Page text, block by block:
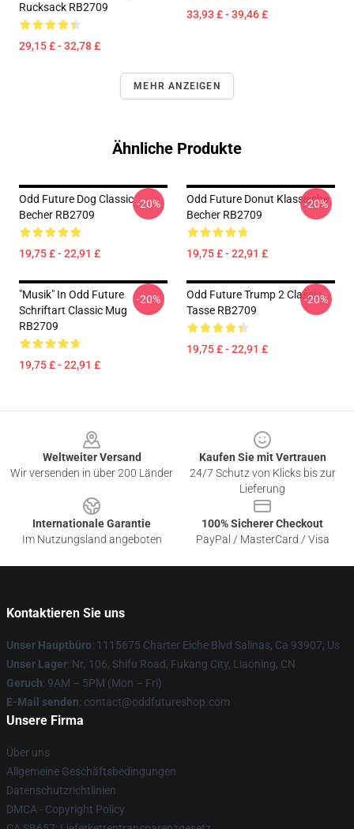
Rucksack RB2709
29,15 £ - 32,78 £
33,93 £ - 39,46 £
MEHR ANZEIGEN
Ähnliche Produkte
Odd Future Dog Classic
Becher RB2709
19,75 £ - 22,91 £
-20%
Odd Future Donut Klassische
Becher RB2709
19,75 £ - 22,91 £
-20%
"Musik" In Odd Future
Schriftart Classic Mug
RB2709
19,75 £ - 22,91 £
-20%
Odd Future Trump 2 Classic
Tasse RB2709
19,75 £ - 22,91 £
-20%
Weltweiter Versand
Wir versenden in über 200 Länder
Kaufen Sie mit Vertrauen
24/7 Schutz von Klicks bis zur
Lieferung
Internationale Garantie
Im Nutzungsland angeboten
100% Sicherer Checkout
PayPal / MasterCard / Visa
Kontaktieren Sie uns
Unser Hauptbüro: 1115675 Charter Eiche Blvd Salinas, Ca 93907, Us
Unser Lager: Nr. 106, Shifu Road, Fukang City, Liaoning, CN
Geruch: 9AM – 5PM (Mon – Fri)
E-Mail senden: contact@oddfutureshop.com
Unsere Firma
Über uns
Allgemeine Geschäftsbedingungen
Datenschutzrichtlinien
DMCA - Copyright Policy